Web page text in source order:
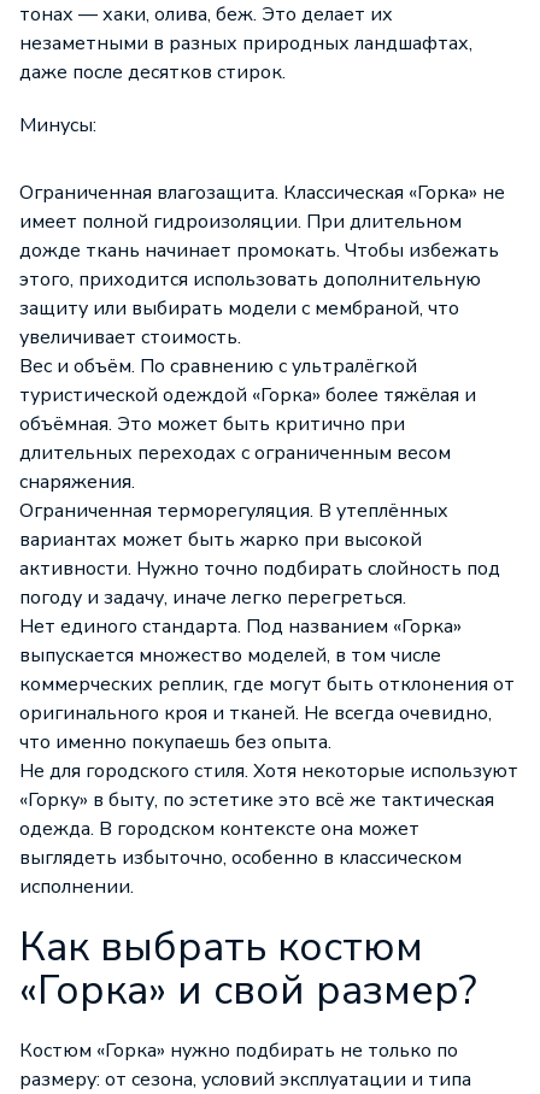
тонах — хаки, олива, беж. Это делает их
незаметными в разных природных ландшафтах,
даже после десятков стирок.
Минусы:
Ограниченная влагозащита. Классическая «Горка» не
имеет полной гидроизоляции. При длительном
дожде ткань начинает промокать. Чтобы избежать
этого, приходится использовать дополнительную
защиту или выбирать модели с мембраной, что
увеличивает стоимость.
Вес и объём. По сравнению с ультралёгкой
туристической одеждой «Горка» более тяжёлая и
объёмная. Это может быть критично при
длительных переходах с ограниченным весом
снаряжения.
Ограниченная терморегуляция. В утеплённых
вариантах может быть жарко при высокой
активности. Нужно точно подбирать слойность под
погоду и задачу, иначе легко перегреться.
Нет единого стандарта. Под названием «Горка»
выпускается множество моделей, в том числе
коммерческих реплик, где могут быть отклонения от
оригинального кроя и тканей. Не всегда очевидно,
что именно покупаешь без опыта.
Не для городского стиля. Хотя некоторые используют
«Горку» в быту, по эстетике это всё же тактическая
одежда. В городском контексте она может
выглядеть избыточно, особенно в классическом
исполнении.
Как выбрать костюм
«Горка» и свой размер?
Костюм «Горка» нужно подбирать не только по
размеру: от сезона, условий эксплуатации и типа